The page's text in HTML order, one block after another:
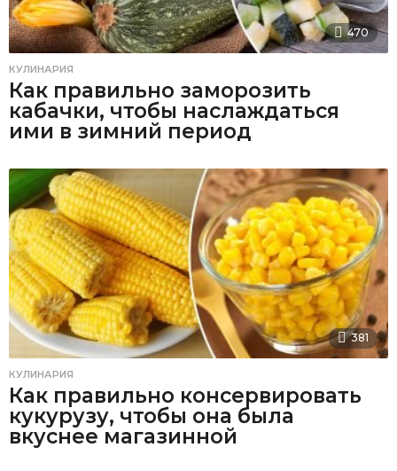
470
КУЛИНАРИЯ
Как правильно заморозить
кабачки, чтобы наслаждаться
ими в зимний период
381
КУЛИНАРИЯ
Как правильно консервировать
кукурузу, чтобы она была
вкуснее магазинной